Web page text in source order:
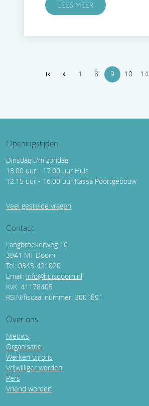
LEES MEER
1 8 9 10 14
Openingstijden
Dinsdag t/m zondag
13.00 uur - 17.00 uur Huis
12.15 uur - 16.00 uur Kassa Poortgebouw
Veel gestelde vragen
Contact
Langbroekerweg 10
3941 MT Doorn
Tel: 0343-421020
Email: info@huisdoorn.nl
KvK: 41178405
RSIN/fiscaal nummer: 3001891
Over ons
Nieuws
Organisatie
Werken bij ons
Vrijwilliger worden
Pers
Vriend worden